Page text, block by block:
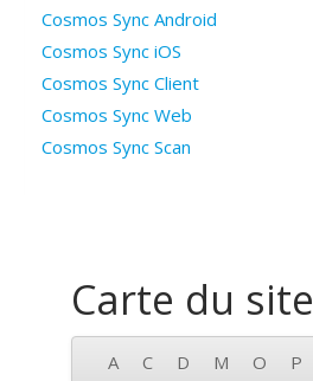
Questions ouvertes
Connexion
Cosmos Sync Android
Cosmos Sync iOS
Cosmos Sync Client
Cosmos Sync Web
Cosmos Sync Scan
Carte du site
A C D M O P